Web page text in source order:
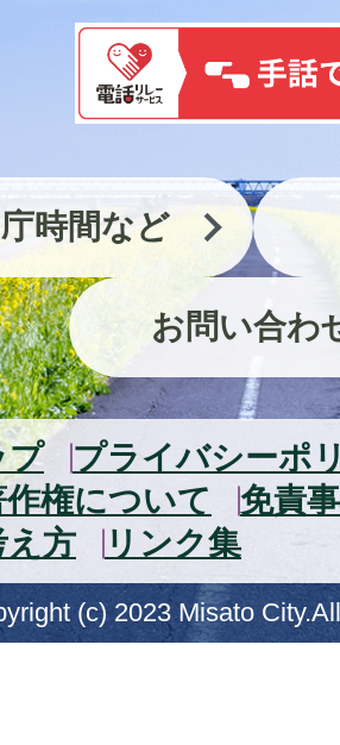
時間など
お問い合わ
プ
プライバシーポ
権について
免責
え方
リンク集
(c) 2023 Misato